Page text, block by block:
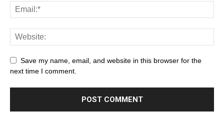
Save my name, email, and website in this browser for the
next time I comment.